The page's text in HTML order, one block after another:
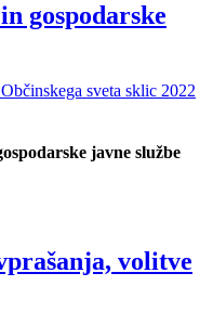
gospodarske
sveta sklic 2022
javne službe
volitve